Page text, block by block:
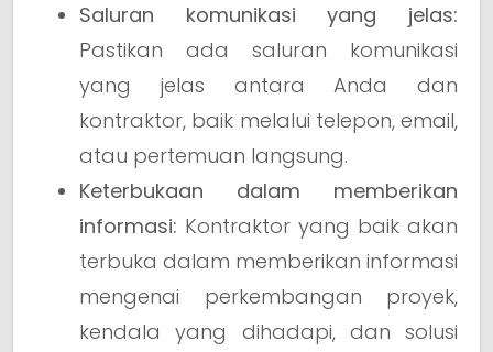
Saluran komunikasi yang jelas:
Pastikan ada saluran komunikasi
yang jelas antara Anda dan
kontraktor, baik melalui telepon, email,
atau pertemuan langsung.
Keterbukaan dalam memberikan
informasi: Kontraktor yang baik akan
terbuka dalam memberikan informasi
mengenai perkembangan proyek,
kendala yang dihadapi, dan solusi